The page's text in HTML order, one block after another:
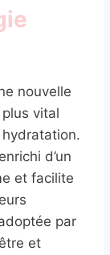
nouvelle
vital
d’un
et facilite
par
et